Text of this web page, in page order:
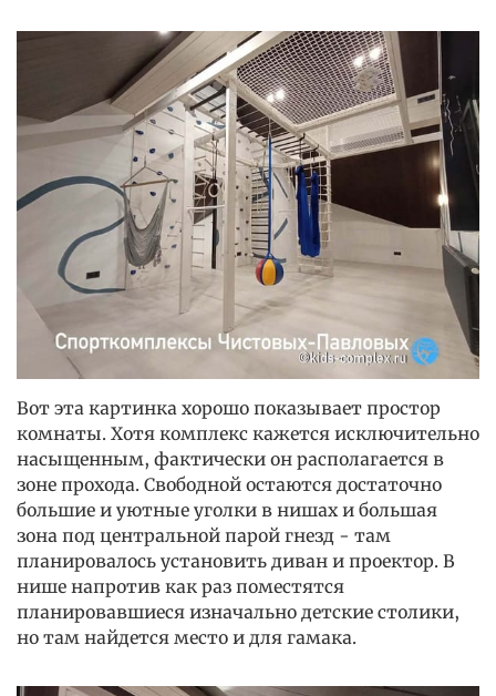
Вот эта картинка хорошо показывает простор
комнаты. Хотя комплекс кажется исключительно
насыщенным, фактически он располагается в
зоне прохода. Свободной остаются достаточно
большие и уютные уголки в нишах и большая
зона под центральной парой гнезд - там
планировалось установить диван и проектор. В
нише напротив как раз поместятся
планировавшиеся изначально детские столики,
но там найдется место и для гамака.